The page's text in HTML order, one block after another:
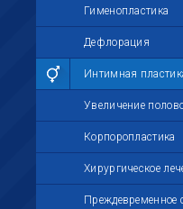
Гименопластика
Дефлорация
Интимная
Увеличение
Корпоропластика
Хирургическое
Преждевременное